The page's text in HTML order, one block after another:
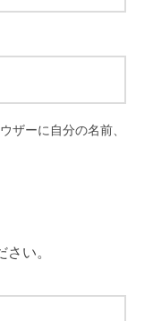
ザーに自分の名前、
い。